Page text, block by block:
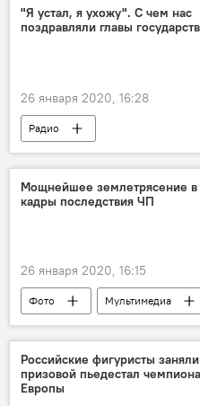
Вспышка нового типа
"Я устал, я ухожу". С чем нас
поздравляли главы государств
26 января 2020, 16:28
Радио
Мощнейшее землетрясение в
кадры последствия ЧП
26 января 2020, 16:15
Фото Мультимедиа
Российские фигуристы
призовой пьедестал
Европы